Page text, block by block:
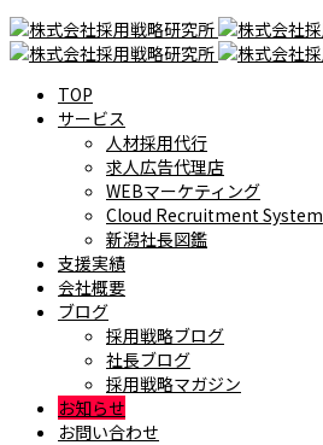
TOP
サービス
人材採用代行
求人広告代理店
WEBマーケティング
Cloud Recruitment System
新潟社長図鑑
支援実績
会社概要
ブログ
採用戦略ブログ
社長ブログ
採用戦略マガジン
お知らせ
お問い合わせ